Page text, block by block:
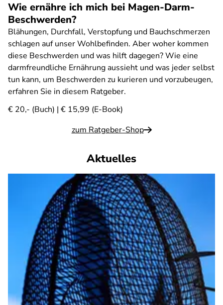
Wie ernähre ich mich bei Magen-Darm-
Beschwerden?
Blähungen, Durchfall, Verstopfung und Bauchschmerzen
schlagen auf unser Wohlbefinden. Aber woher kommen
diese Beschwerden und was hilft dagegen? Wie eine
darmfreundliche Ernährung aussieht und was jeder selbst
tun kann, um Beschwerden zu kurieren und vorzubeugen,
erfahren Sie in diesem Ratgeber.
€ 20,- (Buch) | € 15,99 (E-Book)
zum Ratgeber-Shop
Aktuelles